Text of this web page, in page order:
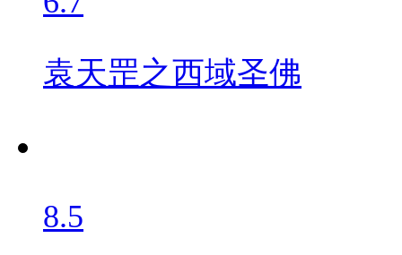
袁天罡之西域圣佛
8.5